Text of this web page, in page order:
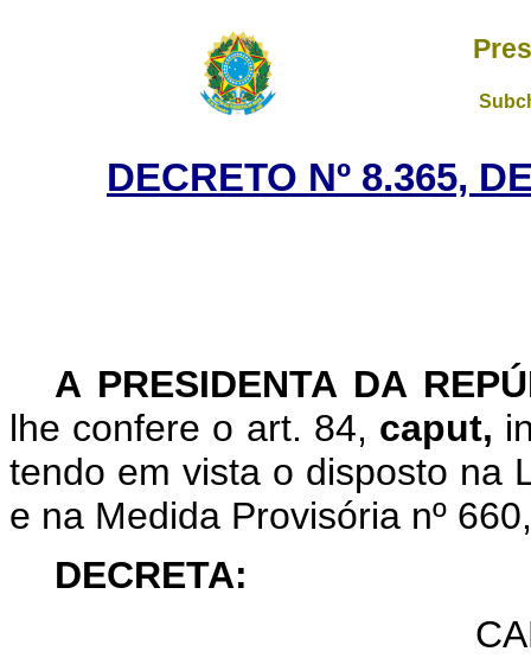
DECRETO Nº 8.365,
A PRESIDENTA DA
lhe confere o art. 84, caput,
tendo em vista o disposto na
e na Medida Provisória nº
DECRETA: